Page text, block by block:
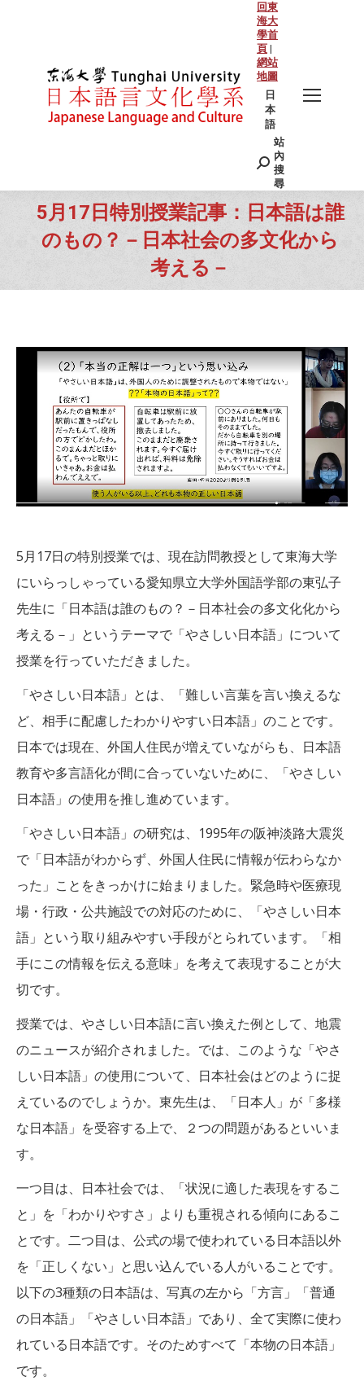
回東
海大
學首
頁 |
網站
地圖
日
本
語
Search:
站
內
搜
尋
5月17日特別授業記事：日本語は誰
のもの？－日本社会の多文化から
考える－
You are here:
5月17日の特別授業では、現在訪問教授として東海大学
にいらっしゃっている愛知県立大学外国語学部の東弘子
先生に「日本語は誰のもの？－日本社会の多文化化から
考える－」というテーマで「やさしい日本語」について
授業を行っていただきました。
「やさしい日本語」とは、「難しい言葉を言い換えるな
ど、相手に配慮したわかりやすい日本語」のことです。
日本では現在、外国人住民が増えていながらも、日本語
教育や多言語化が間に合っていないために、「やさしい
日本語」の使用を推し進めています。
「やさしい日本語」の研究は、1995年の阪神淡路大震災
で「日本語がわからず、外国人住民に情報が伝わらなか
った」ことをきっかけに始まりました。緊急時や医療現
場・行政・公共施設での対応のために、「やさしい日本
語」という取り組みやすい手段がとられています。「相
手にこの情報を伝える意味」を考えて表現することが大
切です。
授業では、やさしい日本語に言い換えた例として、地震
のニュースが紹介されました。では、このような「やさ
しい日本語」の使用について、日本社会はどのように捉
えているのでしょうか。東先生は、「日本人」が「多様
な日本語」を受容する上で、２つの問題があるといいま
す。
一つ目は、日本社会では、「状況に適した表現をするこ
と」を「わかりやすさ」よりも重視される傾向にあるこ
とです。二つ目は、公式の場で使われている日本語以外
を「正しくない」と思い込んでいる人がいることです。
以下の3種類の日本語は、写真の左から「方言」「普通
の日本語」「やさしい日本語」であり、全て実際に使わ
れている日本語です。そのためすべて「本物の日本語」
です。